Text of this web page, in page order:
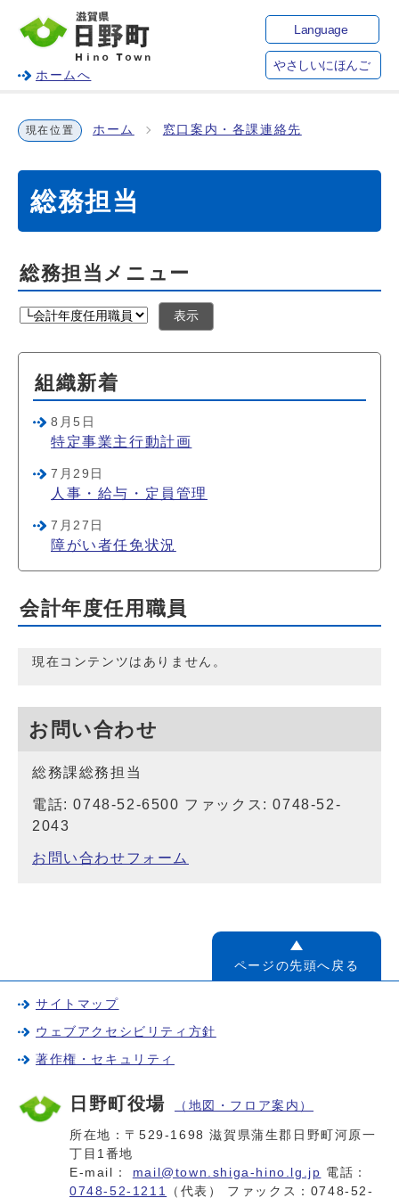
ホームへ
Language
やさしいにほんご
現在位置 ホーム 窓口案内・各課連絡先
総務担当
総務担当メニュー
表示
組織新着
8月5日
特定事業主行動計画
7月29日
人事・給与・定員管理
7月27日
障がい者任免状況
会計年度任用職員
現在コンテンツはありません。
お問い合わせ
総務課総務担当
電話: 0748-52-6500 ファックス: 0748-52-
2043
お問い合わせフォーム
ページの先頭へ戻る
サイトマップ
ウェブアクセシビリティ方針
著作権・セキュリティ
日野町役場 （地図・フロア案内）
所在地：〒529-1698 滋賀県蒲生郡日野町河原一
丁目1番地
E-mail： mail@town.shiga-hino.lg.jp 電話：
0748-52-1211
（代表） ファックス：0748-52-